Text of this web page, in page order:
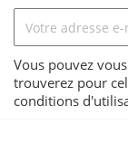
Vous pouvez
trouverez pour
conditions